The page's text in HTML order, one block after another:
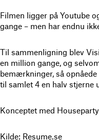
Filmen ligger på Youtube
gange – men har endnu
Til sammenligning blev
en million gange, og
bemærkninger, så
til samlet 4 en halv stjerne
Konceptet med
Kilde: Resume.se